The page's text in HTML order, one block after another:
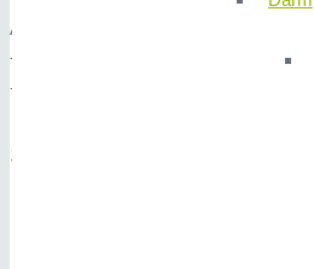
Albrecht-Dürer-Platz 9, 90403 Nürnberg
+49 (0) 911 / 133 7 112
+49 (0) 911 / 205 9 149
SPRECHZEITEN